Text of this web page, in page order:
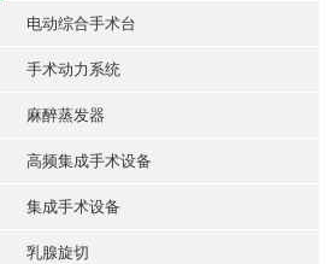
电动综合手术台
手术动力系统
麻醉蒸发器
高频集成手术设备
集成手术设备
乳腺旋切